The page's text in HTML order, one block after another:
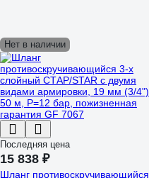
Нет в наличии
Последняя цена
15 838 ₽
Шланг противоскручивающийся